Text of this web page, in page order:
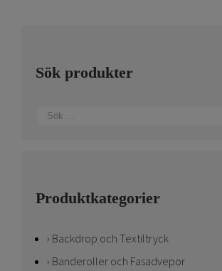
Sök produkter
Produktkategorier
Backdrop och Textiltryck
Banderoller och Fasadvepor